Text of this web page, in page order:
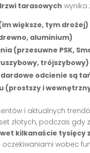
tarasowych wynika
większe, tym drożej)
aluminium)
(przesuwne PSK,
trójszybowy)
odcienie są
(prostszy i
i aktualnych
złotych, podczas gdy
kilkanaście tysięcy
wobec